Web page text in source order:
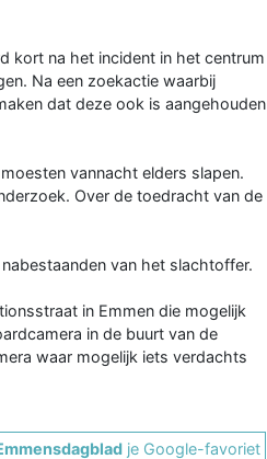
kort na het incident in het centrum
Na een zoekactie waarbij
dat deze ook is aangehouden
vannacht elders slapen.
Over de toedracht van de
van het slachtoffer.
in Emmen die mogelijk
in de buurt van de
waar mogelijk iets verdachts
je Google-favoriet